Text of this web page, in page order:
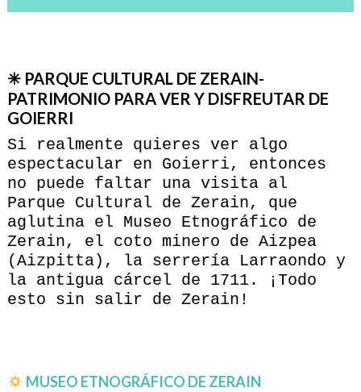
✳ PARQUE CULTURAL DE ZERAIN-
PATRIMONIO PARA VER Y DISFREUTAR DE
GOIERRI
Si realmente quieres ver algo
espectacular en Goierri, entonces
no puede faltar una visita al
Parque Cultural de Zerain, que
aglutina el Museo Etnográfico de
Zerain, el coto minero de Aizpea
(Aizpitta), la serrería Larraondo y
la antigua cárcel de 1711. ¡Todo
esto sin salir de Zerain!
MUSEO ETNOGRÁFICO DE ZERAIN